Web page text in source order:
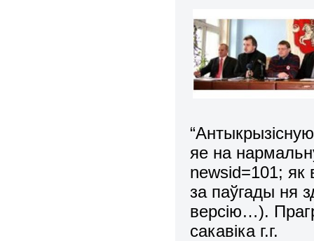
яе на
newsid=101;
за паўгады ня
версію…).
сакавіка г.г.